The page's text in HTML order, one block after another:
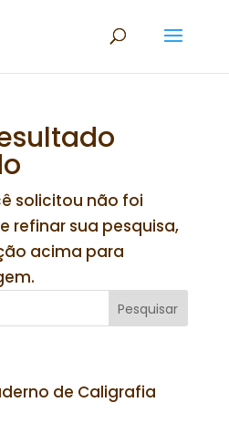
solicitou não foi
refinar sua pesquisa,
acima para
de Caligrafia